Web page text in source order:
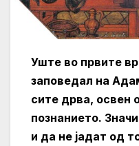
Уште во првите
заповедал на
сите дрва, освен
познанието.
и да не јадат од